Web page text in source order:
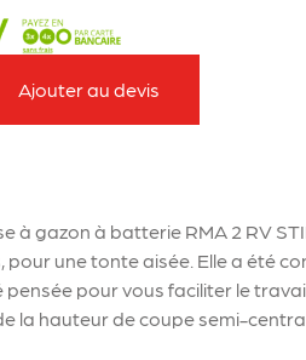
Ajouter au devis
à gazon à batterie RMA 2 RV
pour une tonte aisée. Elle a été
pensée pour vous faciliter le
la hauteur de coupe semi-